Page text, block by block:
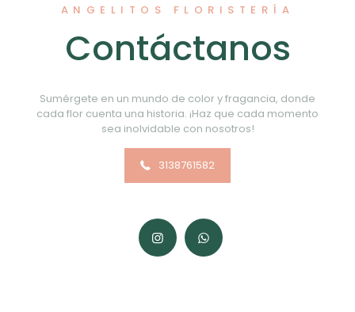
ANGELITOS FLORISTERÍA
Contáctanos
Sumérgete en un mundo de color y fragancia, donde
cada flor cuenta una historia. ¡Haz que cada momento
sea inolvidable con nosotros!
3138761582